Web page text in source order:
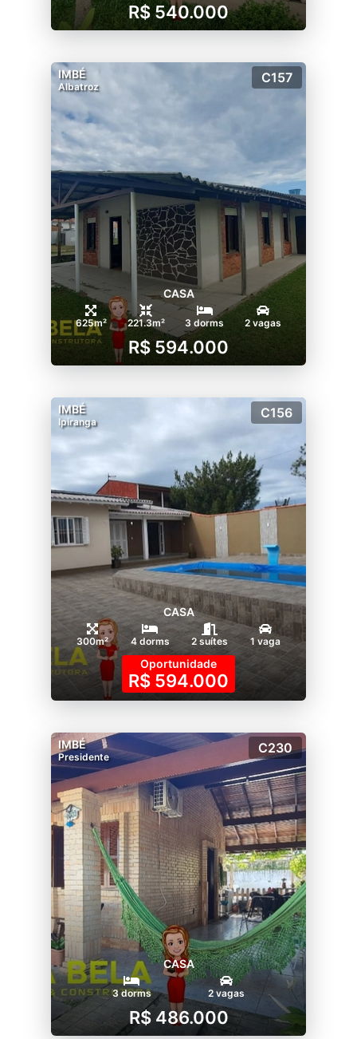
R$ 540.000
IMBÉ
Albatroz
C157
CASA
625m² 221.3m² 3 dorms 2 vagas
R$ 594.000
IMBÉ
Ipiranga
C156
CASA
300m² 4 dorms 2 suítes 1 vaga
Oportunidade
R$ 594.000
IMBÉ
Presidente
C230
CASA
3 dorms 2 vagas
R$ 486.000